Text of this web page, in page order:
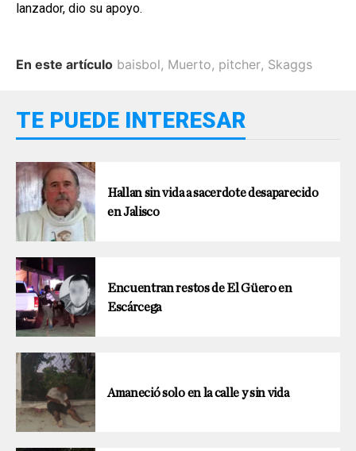
lanzador, dio su apoyo.
En este artículo baisbol, Muerto, pitcher, Skaggs
TE PUEDE INTERESAR
Hallan sin vida a sacerdote desaparecido
en Jalisco
Encuentran restos de El Güero en
Escárcega
Amaneció solo en la calle y sin vida